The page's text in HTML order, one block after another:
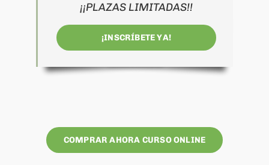
¡¡PLAZAS LIMITADAS!!
¡INSCRÍBETE YA!
COMPRAR AHORA CURSO ONLINE